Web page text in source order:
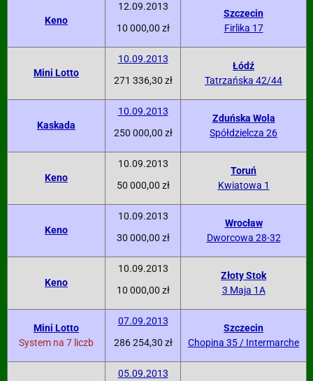
Keno
12.09.2013
10 000,00 zł
Szczecin
Firlika 17
Mini Lotto
10.09.2013
271 336,30 zł
Łódź
Tatrzańska 42/44
Kaskada
10.09.2013
250 000,00 zł
Zduńska Wola
Spółdzielcza 26
Keno
10.09.2013
50 000,00 zł
Toruń
Kwiatowa 1
Keno
10.09.2013
30 000,00 zł
Wrocław
Dworcowa 28-32
Keno
10.09.2013
10 000,00 zł
Złoty Stok
3 Maja 1A
Mini Lotto
System na 7 liczb
07.09.2013
286 254,30 zł
Szczecin
Chopina 35 / Intermarche
05.09.2013